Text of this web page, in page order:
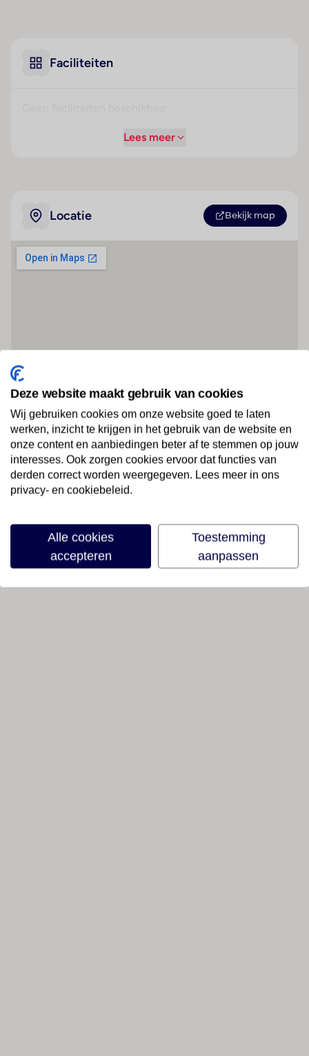
Faciliteiten
Lees meer
Locatie Bekijk map
Deze website maakt gebruik van cookies
Wij gebruiken cookies om onze website goed te laten
werken, inzicht te krijgen in het gebruik van de website en
onze content en aanbiedingen beter af te stemmen op jouw
interesses. Ook zorgen cookies ervoor dat functies van
derden correct worden weergegeven. Lees meer in ons
privacy- en cookiebeleid.
Alle cookies
accepteren
Toestemming
aanpassen